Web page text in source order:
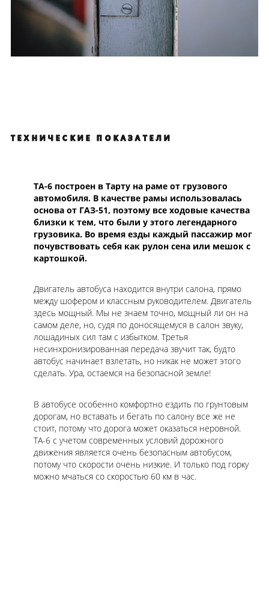
ТЕХНИЧЕСКИЕ ПОКАЗАТЕЛИ
ТА-6 построен в Тарту на раме от грузового
автомобиля. В качестве рамы использовалась
основа от ГАЗ-51, поэтому все ходовые качества
близки к тем, что были у этого легендарного
грузовика. Во время езды каждый пассажир мог
почувствовать себя как рулон сена или мешок с
картошкой.
Двигатель автобуса находится внутри салона, прямо
между шофером и классным руководителем. Двигатель
здесь мощный. Мы не знаем точно, мощный ли он на
самом деле, но, судя по доносящемуся в салон звуку,
лошадиных сил там с избытком. Третья
несинхронизированная передача звучит так, будто
автобус начинает взлетать, но никак не может этого
сделать. Ура, остаемся на безопасной земле!
В автобусе особенно комфортно ездить по грунтовым
дорогам, но вставать и бегать по салону все же не
стоит, потому что дорога может оказаться неровной.
ТА-6 с учетом современных условий дорожного
движения является очень безопасным автобусом,
потому что скорости очень низкие. И только под горку
можно мчаться со скоростью 60 км в час.